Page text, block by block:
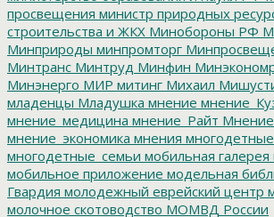
просвещения министр природных
строительства и ЖКХ Минобороны РФ
Минприроды минпромторг
Минтранс Минтруд Минфин
Минэнерго МИР митинг Михаил
младенцы Младушка мнение
мнение_медицина мнение_Райт
мнение_экономика мнения
многодетные_семьи мобильная галерея
мобильное приложение модельная
Гвардия молодежный еврейский центр
молочное скотоводство МОМВД России